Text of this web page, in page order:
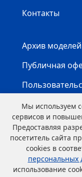
Контакты
Архив моделей
Публичная
Карта сайта
Мы используем
сервисов и
Предоставляя
посетитель сайта
cookies в
персональных
использование